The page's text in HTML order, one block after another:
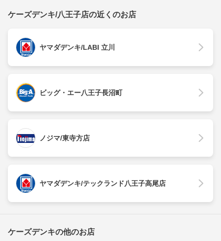
ケーズデンキ/八王子店の近くのお店
ヤマダデンキ/LABI 立川
ビッグ・エー八王子長沼町
ノジマ/東寺方店
ヤマダデンキ/テックランド八王子高尾店
ケーズデンキの他のお店